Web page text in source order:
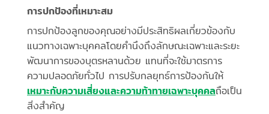
การปกป้องที่เหมาะสม
การปกป้องลูกของคุณอย่างมีประสิทธิผลเกี่ยวข้องกับ
แนวทางเฉพาะบุคคลโดยคำนึงถึงลักษณะเฉพาะและระยะ
พัฒนาการของบุตรหลานด้วย แทนที่จะใช้มาตรการ
ความปลอดภัยทั่วไป การปรับกลยุทธ์การป้องกันให้
เหมาะกับความเสี่ยงและความท้าทายเฉพาะบุคคลถือเป็น
สิ่งสำคัญ